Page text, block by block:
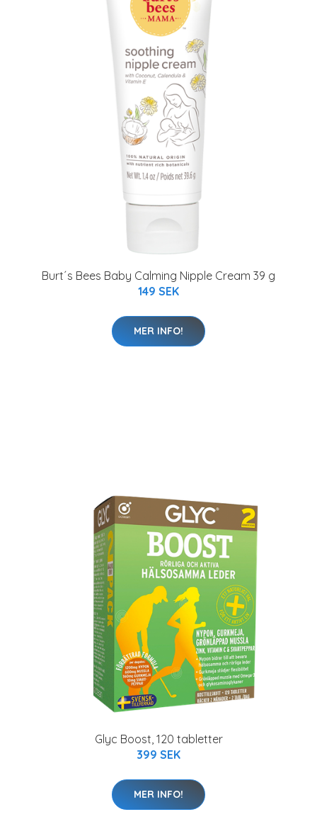
Burt´s Bees Baby Calming Nipple Cream 39 g
149 SEK
MER INFO!
Glyc Boost, 120 tabletter
399 SEK
MER INFO!